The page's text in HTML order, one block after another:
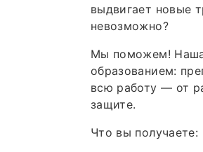
выдвигает новые
невозможно?
Мы поможем!
образованием:
всю работу — от
защите.
Что вы получаете: